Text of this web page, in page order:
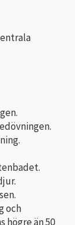
och
högre än 50